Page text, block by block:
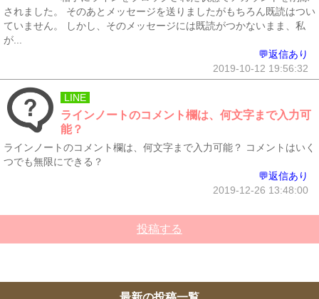
されました。 そのあとメッセージを送りましたがもちろん既読はつい
ていません。 しかし、そのメッセージには既読がつかないまま、私
が...
💬返信あり
2019-10-12 19:56:32
LINE
ラインノートのコメント欄は、何文字まで入力可
能？
ラインノートのコメント欄は、何文字まで入力可能？ コメントはいく
つでも無限にできる？
💬返信あり
2019-12-26 13:48:00
投稿する